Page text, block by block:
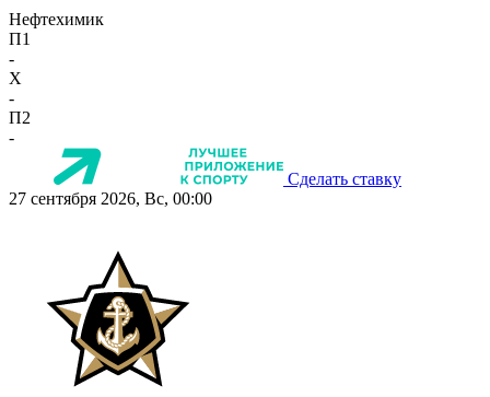
Нефтехимик
П1
-
X
-
П2
-
Сделать ставку
27 сентября 2026, Вс, 00:00